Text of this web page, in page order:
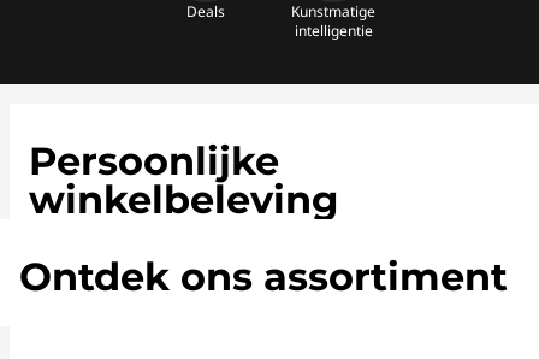
Deals
Kunstmatige
intelligentie
Persoonlijke
winkelbeleving
Ontdek ons assortiment